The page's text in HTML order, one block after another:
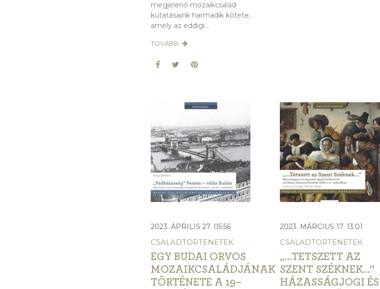
megjelenő mozaikcsalád
kutatásaink harmadik kötete,
amely az eddigi...
TOVÁBB
2023. ÁPRILIS 27. 05:56
CSALADTORTENETEK
EGY BUDAI ORVOS
MOZAIKCSALÁDJÁNAK
TÖRTÉNETE A 19–
2023. MÁRCIUS 17. 13:01
CSALADTORTENETEK
„…TETSZETT AZ
SZENT SZÉKNEK…”
HÁZASSÁGJOGI ÉS